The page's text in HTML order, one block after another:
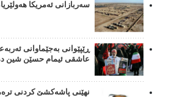
سەربازانی ئەمریکا
ڕێپێوانی بەجێماوانی
عاشقی ئیمام حسێن شین
نهێنی پاشەکشێ کردنی